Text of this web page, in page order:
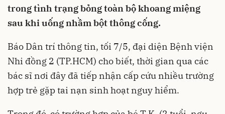
trong tình trạng bỏng toàn bộ khoang miệng
sau khi uống nhầm bột thông cống.
Báo Dân trí thông tin, tối 7/5, đại diện Bệnh viện
Nhi đồng 2 (TP.HCM) cho biết, thời gian qua các
bác sĩ nơi đây đã tiếp nhận cấp cứu nhiều trường
hợp trẻ gặp tai nạn sinh hoạt nguy hiểm.